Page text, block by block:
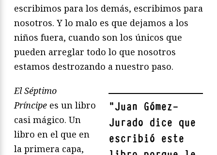
escribimos para los demás, escribimos para
nosotros. Y lo malo es que dejamos a los
niños fuera, cuando son los únicos que
pueden arreglar todo lo que nosotros
estamos destrozando a nuestro paso.
"Juan Gómez-
Jurado dice que
escribió este
El Séptimo
Príncipe es un libro
casi mágico. Un
libro en el que en
la primera capa,